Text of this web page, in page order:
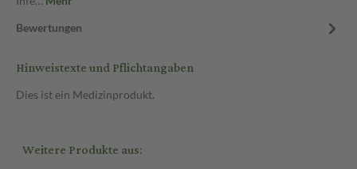
Bewertungen
Hinweistexte und Pflichtangaben
Dies ist ein Medizinprodukt.
Weitere Produkte aus: